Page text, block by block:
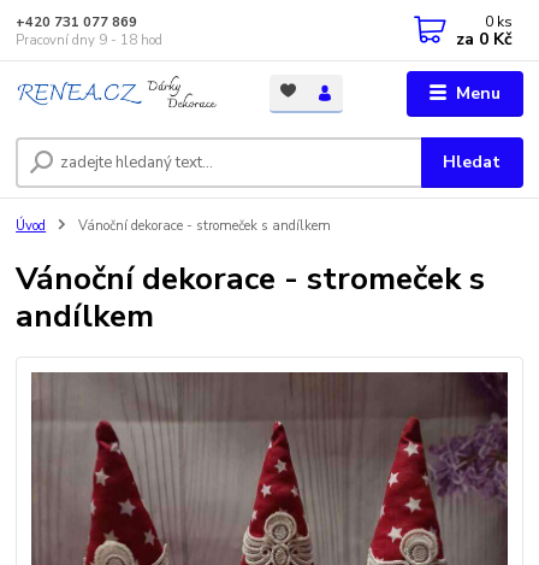
Menu
Hledat
+420 731 077 869
Pracovní dny 9 - 18 hod
0 ks
za 0 Kč
Úvod Vánoční dekorace - stromeček s andílkem
Vánoční dekorace - stromeček s
andílkem